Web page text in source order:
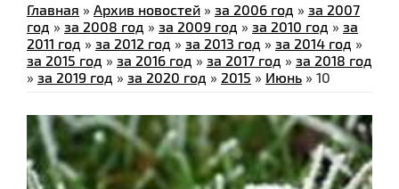
Главная » Архив новостей » за 2006 год » за 2007
год » за 2008 год » за 2009 год » за 2010 год » за
2011 год » за 2012 год » за 2013 год » за 2014 год »
за 2015 год » за 2016 год » за 2017 год » за 2018 год
» за 2019 год » за 2020 год » 2015 » Июнь » 10